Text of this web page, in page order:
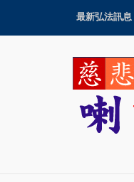
最新弘法訊息